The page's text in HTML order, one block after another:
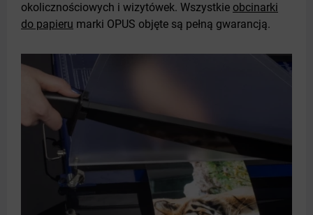
okolicznościowych i wizytówek. Wszystkie obcinarki
do papieru marki OPUS objęte są pełną gwarancją.